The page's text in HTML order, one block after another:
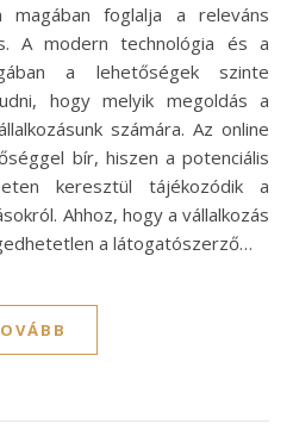
magában foglalja a releváns
A modern technológia és a
a lehetőségek szinte
hogy melyik megoldás a
számára. Az online
bír, hiszen a potenciális
keresztül tájékozódik a
Ahhoz, hogy a vállalkozás
a látogatószerző…